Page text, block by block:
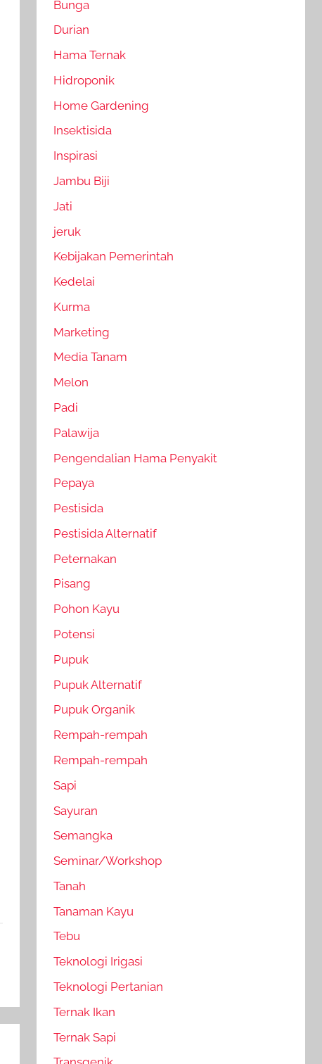
Bunga
Durian
Hama Ternak
Hidroponik
Home Gardening
Insektisida
Inspirasi
Jambu Biji
Jati
jeruk
Kebijakan Pemerintah
Kedelai
Kurma
Marketing
Media Tanam
Melon
Padi
Palawija
Pengendalian Hama Penyakit
Pepaya
Pestisida
Pestisida Alternatif
Peternakan
Pisang
Pohon Kayu
Potensi
Pupuk
Pupuk Alternatif
Pupuk Organik
Rempah-rempah
Rempah-rempah
Sapi
Sayuran
Semangka
Seminar/Workshop
Tanah
Tanaman Kayu
Tebu
Teknologi Irigasi
Teknologi Pertanian
Ternak Ikan
Ternak Sapi